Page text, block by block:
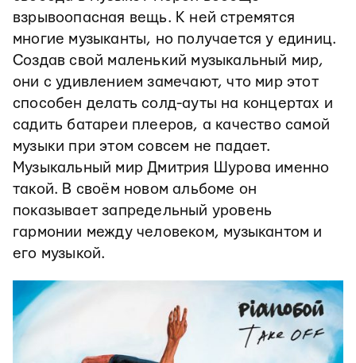
взрывоопасная вещь. К ней стремятся
многие музыканты, но получается у единиц.
Создав свой маленький музыкальный мир,
они с удивлением замечают, что мир этот
способен делать солд-ауты на концертах и
садить батареи плееров, а качество самой
музыки при этом совсем не падает.
Музыкальный мир Дмитрия Шурова именно
такой. В своём новом альбоме он
показывает запредельный уровень
гармонии между человеком, музыкантом и
его музыкой.